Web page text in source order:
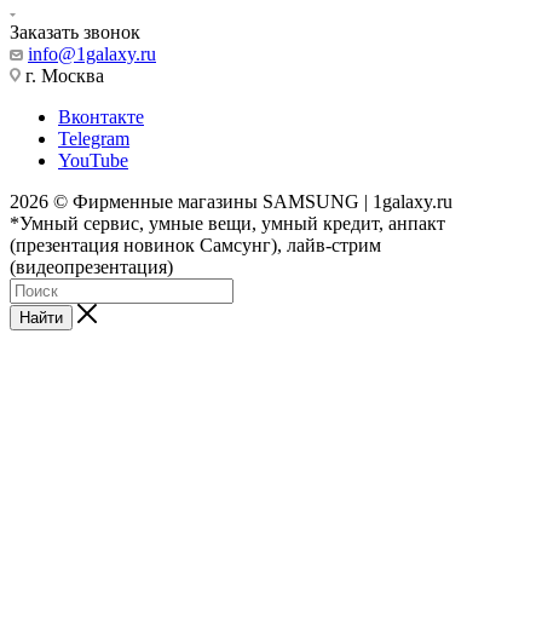
Заказать звонок
info@1galaxy.ru
г. Москва
Вконтакте
Telegram
YouTube
2026 © Фирменные магазины SAMSUNG | 1galaxy.ru
*Умный сервис, умные вещи, умный кредит, анпакт
(презентация новинок Самсунг), лайв-стрим
(видеопрезентация)
Найти